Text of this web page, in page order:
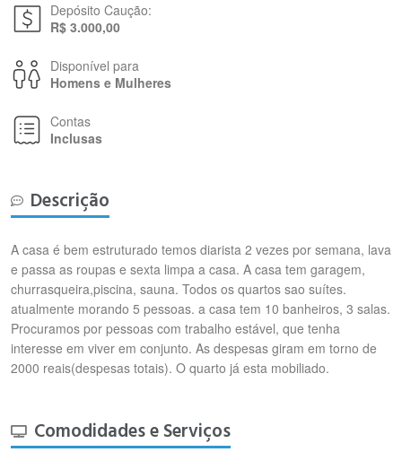
Depósito Caução:
R$ 3.000,00
Disponível para
Homens e Mulheres
Contas
Inclusas
Descrição
A casa é bem estruturado temos diarista 2 vezes por semana, lava
e passa as roupas e sexta limpa a casa. A casa tem garagem,
churrasqueira,piscina, sauna. Todos os quartos sao suítes.
atualmente morando 5 pessoas. a casa tem 10 banheiros, 3 salas.
Procuramos por pessoas com trabalho estável, que tenha
interesse em viver em conjunto. As despesas giram em torno de
2000 reais(despesas totais). O quarto já esta mobiliado.
Comodidades e Serviços